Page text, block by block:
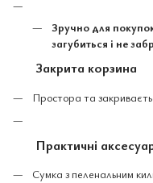
Зручно для
загубиться і не
Закрита корзина
Простора та
Практичні
Сумка з пеленальним